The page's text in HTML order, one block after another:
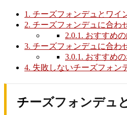
1. チーズフォンデュとワイ
2. チーズフォンデュに合わ
2.0.1. おすすめ
3. チーズフォンデュに合わ
3.0.1. おすすめ
4. 失敗しないチーズフォン
チーズフォンデ